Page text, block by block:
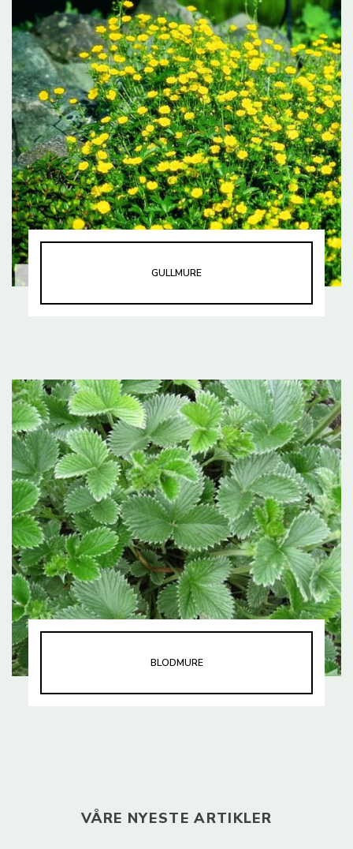
GULLMURE
BLODMURE
VÅRE NYESTE ARTIKLER